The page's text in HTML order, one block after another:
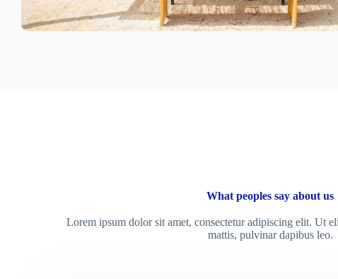
What peoples say about us
Lorem ipsum dolor sit amet, consectetur adipiscing elit. Ut
mattis, pulvinar dapibus leo.